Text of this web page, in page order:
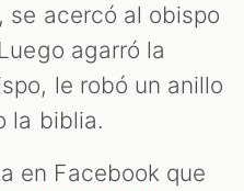
se acercó al obispo
agarró la
le robó un anillo
la biblia.
en Facebook que